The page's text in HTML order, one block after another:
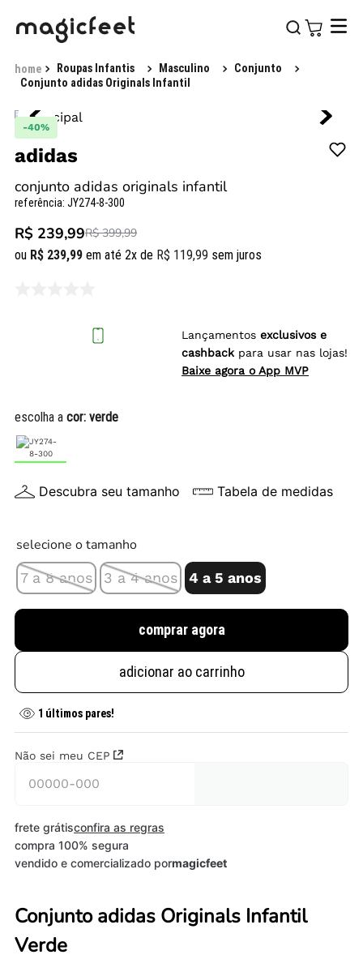
Roupas Infantis Masculino
Conjunto
Conjunto adidas Originals Infantil
-40%
adidas
conjunto adidas originals infantil
referência: JY274-8-300
R$ 239,99R$ 399,99
ou R$ 239,99 em até 2x de R$ 119,99 sem juros
Lançamentos exclusivos e
cashback para usar nas lojas!
Baixe agora o App MVP
escolha a cor: verde
Descubra seu tamanho Tabela de medidas
selecione o tamanho
7 a 8 anos 3 a 4 anos 4 a 5 anos
comprar agora
adicionar ao carrinho
1 últimos pares!
Não sei meu CEP
frete grátisconfira as regras
compra 100% segura
vendido e comercializado pormagicfeet
Conjunto adidas Originals Infantil
Verde